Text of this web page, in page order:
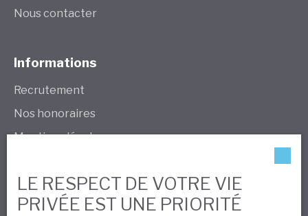
Nous contacter
Informations
Recrutement
Nos honoraires
Mentions légales
Plan du site
Gérer les cookies
LE RESPECT DE VOTRE VIE
PRIVÉE EST UNE PRIORITÉ